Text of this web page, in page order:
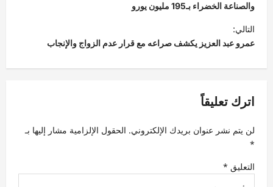
فّ
ح
ا
ل
ق
ل
ا
ت
والصناعة الخضراء بـ195 مليون يورو
التالي:
عمرو عبد العزيز يكشف صراعه مع قرار عدم الزواج والإنجاب
اترك تعليقاً
لن يتم نشر عنوان بريدك الإلكتروني. الحقول الإلزامية مشار إليها بـ
*
التعليق *